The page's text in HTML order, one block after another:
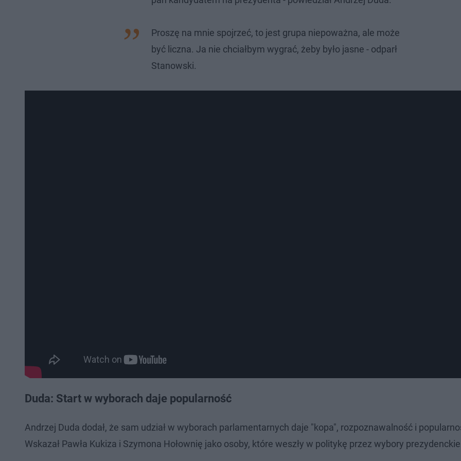
Proszę na mnie spojrzeć, to jest grupa niepoważna, ale może
być liczna. Ja nie chciałbym wygrać, żeby było jasne - odparł
Stanowski.
Duda: Start w wyborach daje popularność
Andrzej Duda dodał, że sam udział w wyborach parlamentarnych daje "kopa", rozpoznawalność i
Wskazał Pawła Kukiza i Szymona Hołownię jako osoby, które weszły w politykę przez wybory